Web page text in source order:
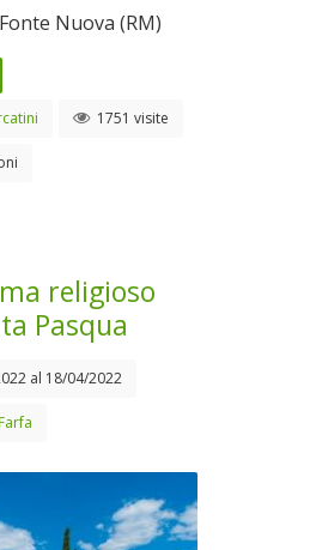
Nuova (RM)
1751 visite
religioso
Pasqua
al 18/04/2022